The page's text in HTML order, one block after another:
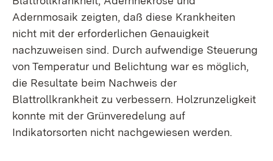
Adernmosaik zeigten, daß diese Krankheiten
nicht mit der erforderlichen Genauigkeit
nachzuweisen sind. Durch aufwendige Steuerung
von Temperatur und Belichtung war es möglich,
die Resultate beim Nachweis der
Blattrollkrankheit zu verbessern. Holzrunzeligkeit
konnte mit der Grünveredelung auf
Indikatorsorten nicht nachgewiesen werden.